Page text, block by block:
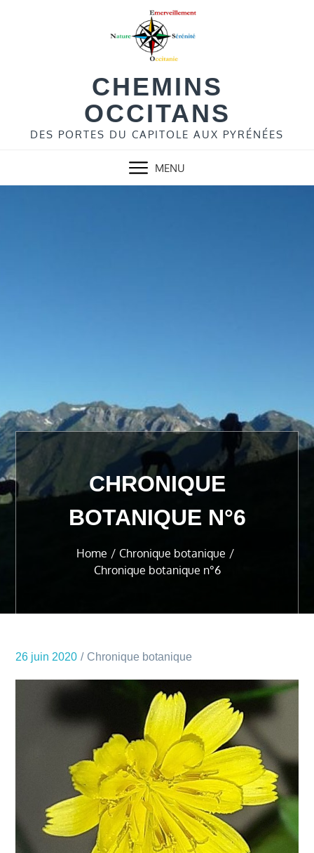
CHEMINS
OCCITANS
DES PORTES DU CAPITOLE AUX PYRÉNÉES
MENU
CHRONIQUE
BOTANIQUE N°6
Home
Chronique botanique
Chronique botanique n°6
26 juin 2020 Chronique botanique